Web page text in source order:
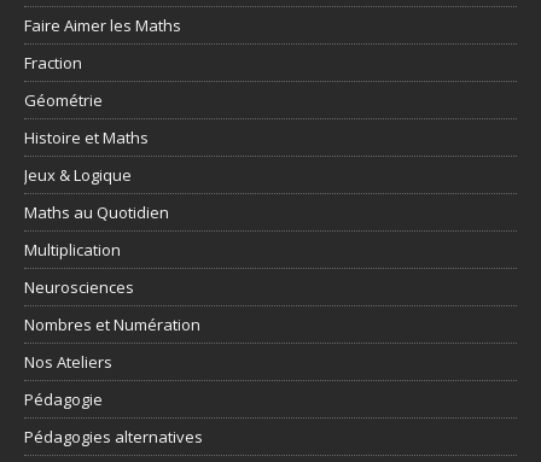
Faire Aimer les Maths
Fraction
Géométrie
Histoire et Maths
Jeux & Logique
Maths au Quotidien
Multiplication
Neurosciences
Nombres et Numération
Nos Ateliers
Pédagogie
Pédagogies alternatives